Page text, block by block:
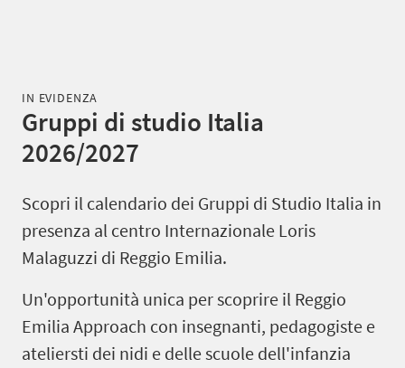
IN EVIDENZA
Gruppi di studio Italia
2026/2027
Scopri il calendario dei Gruppi di Studio Italia in
presenza al centro Internazionale Loris
Malaguzzi di Reggio Emilia.
Un'opportunità unica per scoprire il Reggio
Emilia Approach con insegnanti, pedagogiste e
ateliersti dei nidi e delle scuole dell'infanzia